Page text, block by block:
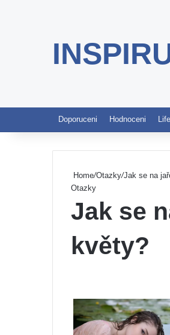
Doporuceni Hodnoceni
Home/Otazky/Jak se na
Otazky
Jak se
květy?